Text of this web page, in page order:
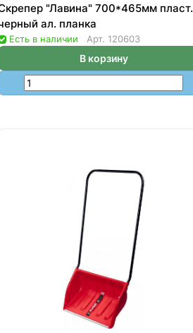
"Лавина" 700*465мм пласт.
ал. планка
Есть в наличии Арт. 120603
В корзину